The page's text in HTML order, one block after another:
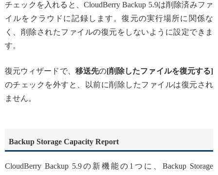
チェックを入れると、CloudBerry Backup 5.9は削除済みファ
イルをクラウドに記録します。復元の実行場所に関係な
く、削除されたファイルの復元をしないように設定できま
す。
復元ウィザードで、 移送先の[削除したファイルを復元する]
のチェックを外すと、以前に削除したファイルは復元され
ません。
Backup Storage Capacity Report
CloudBerry Backup 5.9の新機能の1つに、Backup Storage